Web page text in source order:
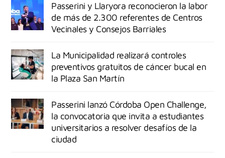
Passerini y Llaryora reconocieron la labor
de más de 2.300 referentes de Centros
Vecinales y Consejos Barriales
La Municipalidad realizará controles
preventivos gratuitos de cáncer bucal en
la Plaza San Martín
Passerini lanzó Córdoba Open Challenge,
la convocatoria que invita a estudiantes
universitarios a resolver desafíos de la
ciudad